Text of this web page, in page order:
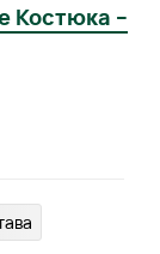
Костюка –